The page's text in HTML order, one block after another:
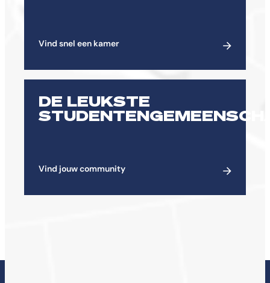
Vind snel een kamer
DE LEUKSTE
Vind jouw community